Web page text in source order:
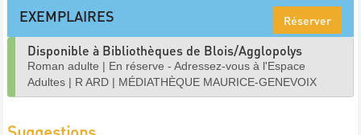
EXEMPLAIRES Réserver
Disponible à Bibliothèques de Blois/Agglopolys
Roman adulte | En réserve - Adressez-vous à l'Espace
Adultes | R ARD | MÉDIATHÈQUE MAURICE-GENEVOIX